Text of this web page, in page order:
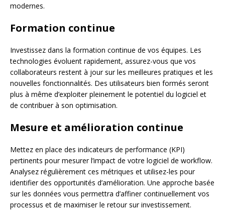
modernes.
Formation continue
Investissez dans la formation continue de vos équipes. Les
technologies évoluent rapidement, assurez-vous que vos
collaborateurs restent à jour sur les meilleures pratiques et les
nouvelles fonctionnalités. Des utilisateurs bien formés seront
plus à même d’exploiter pleinement le potentiel du logiciel et
de contribuer à son optimisation.
Mesure et amélioration continue
Mettez en place des indicateurs de performance (KPI)
pertinents pour mesurer l’impact de votre logiciel de workflow.
Analysez régulièrement ces métriques et utilisez-les pour
identifier des opportunités d’amélioration. Une approche basée
sur les données vous permettra d’affiner continuellement vos
processus et de maximiser le retour sur investissement.